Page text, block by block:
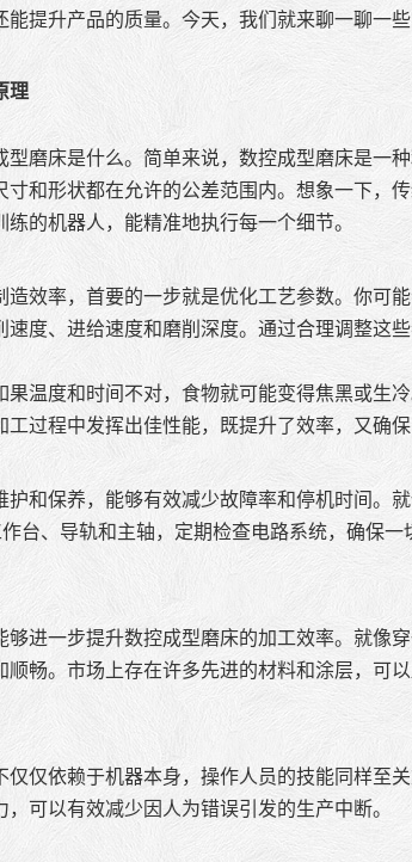
能提升产品的质量。今天，我们就来聊一聊一
理
型磨床是什么。简单来说，数控成型磨床是一
寸和形状都在允许的公差范围内。想象一下，
的机器人，能精准地执行每一个细节。
造效率，首要的一步就是优化工艺参数。你可
度、进给速度和磨削深度。通过合理调整这
温度和时间不对，食物就可能变得焦黑或生
过程中发挥出佳性能，既提升了效率，又确保
护和保养，能够有效减少故障率和停机时间。
作台、导轨和主轴，定期检查电路系统，确保
够进一步提升数控成型磨床的加工效率。就像
顺畅。市场上存在许多先进的材料和涂层，可
仅仅依赖于机器本身，操作人员的技能同样至
可以有效减少因人为错误引发的生产中断。